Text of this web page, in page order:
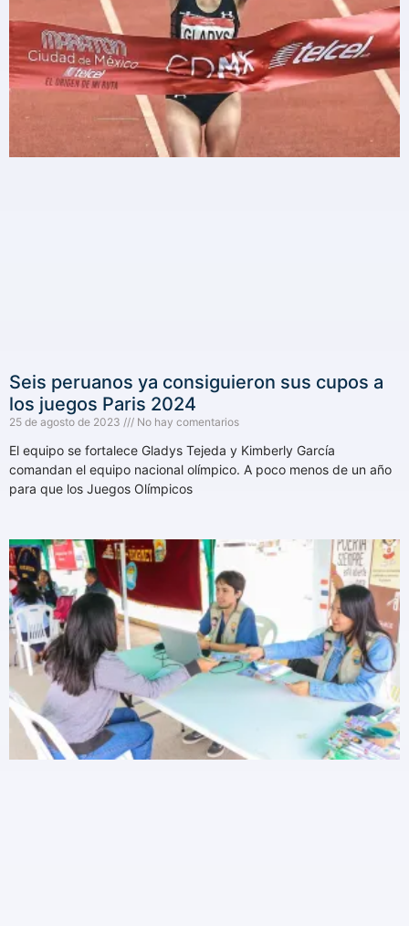
Seis peruanos ya consiguieron sus cupos a
los juegos Paris 2024
25 de agosto de 2023 No hay comentarios
El equipo se fortalece Gladys Tejeda y Kimberly García
comandan el equipo nacional olímpico. A poco menos de un año
para que los Juegos Olímpicos